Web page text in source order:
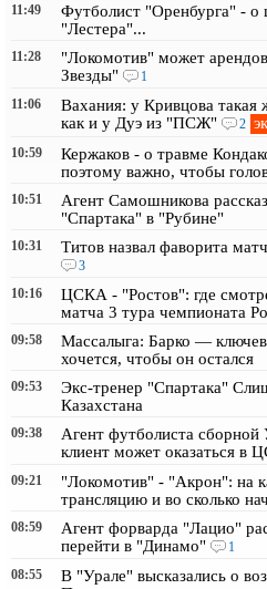
11:49
Футболист "Оренбурга" - о
"Лестера"...
11:28
"Локомотив" может
Звезды"
1
11:06
Вахания: у Кривцова такая
как и у Дуэ из "ПСЖ"
2
10:59
Кержаков - о травме
поэтому важно, чтобы
10:51
Агент Самошникова
"Спартака" в "Рубине"
10:31 Титов назвал фаворита
3
10:16
ЦСКА - "Ростов": где
матча 3 тура чемпионата
09:58
Массалыга: Барко —
хочется, чтобы он остался
09:53
Экс-тренер "Спартака"
Казахстана
09:38
Агент футболиста сборной
клиент может оказаться в
09:21
"Локомотив" - "Акрон": на
трансляцию и во сколько
08:59
Агент форварда "Лацио"
перейти в "Динамо"
1
08:55
В "Урале" высказались о